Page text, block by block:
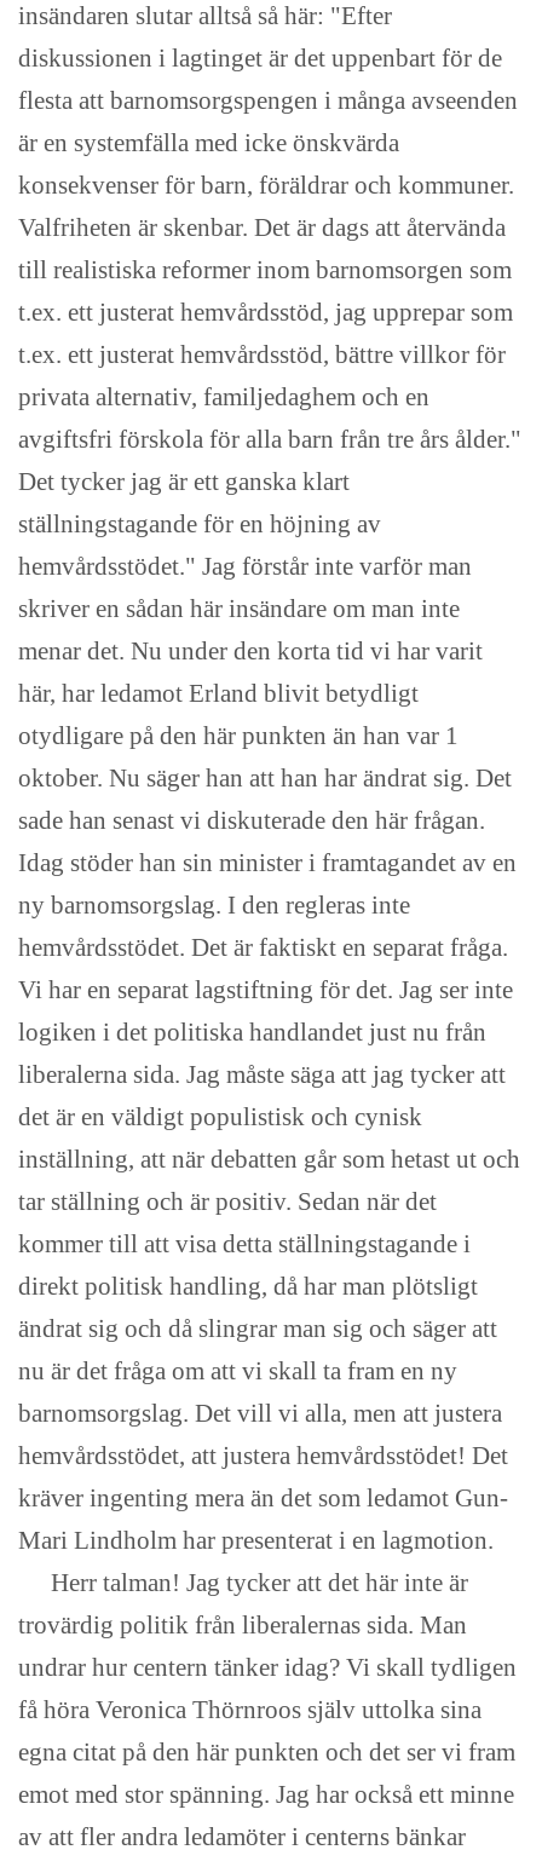
insändaren slutar alltså så här: "Efter
diskussionen i lagtinget är det uppenbart för de
flesta att barnomsorgspengen i många avseenden
är en systemfälla med icke önskvärda
konsekvenser för barn, föräldrar och kommuner.
Valfriheten är skenbar. Det är dags att återvända
till realistiska reformer inom barnomsorgen som
t.ex. ett justerat hemvårdsstöd, jag upprepar som
t.ex. ett justerat hemvårdsstöd, bättre villkor för
privata alternativ, familjedaghem och en
avgiftsfri förskola för alla barn från tre års ålder."
Det tycker jag är ett ganska klart
ställningstagande för en höjning av
hemvårdsstödet." Jag förstår inte varför man
skriver en sådan här insändare om man inte
menar det. Nu under den korta tid vi har varit
här, har ledamot Erland blivit betydligt
otydligare på den här punkten än han var 1
oktober. Nu säger han att han har ändrat sig. Det
sade han senast vi diskuterade den här frågan.
Idag stöder han sin minister i framtagandet av en
ny barnomsorgslag. I den regleras inte
hemvårdsstödet. Det är faktiskt en separat fråga.
Vi har en separat lagstiftning för det. Jag ser inte
logiken i det politiska handlandet just nu från
liberalerna sida. Jag måste säga att jag tycker att
det är en väldigt populistisk och cynisk
inställning, att när debatten går som hetast ut och
tar ställning och är positiv. Sedan när det
kommer till att visa detta ställningstagande i
direkt politisk handling, då har man plötsligt
ändrat sig och då slingrar man sig och säger att
nu är det fråga om att vi skall ta fram en ny
barnomsorgslag. Det vill vi alla, men att justera
hemvårdsstödet, att justera hemvårdsstödet! Det
kräver ingenting mera än det som ledamot Gun-
Mari Lindholm har presenterat i en lagmotion.
Herr talman! Jag tycker att det här inte är
trovärdig politik från liberalernas sida. Man
undrar hur centern tänker idag? Vi skall tydligen
få höra Veronica Thörnroos själv uttolka sina
egna citat på den här punkten och det ser vi fram
emot med stor spänning. Jag har också ett minne
av att fler andra ledamöter i centerns bänkar